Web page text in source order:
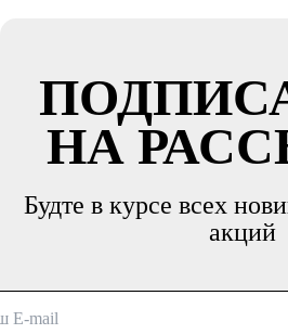
НА
Будте в курсе всех
акций